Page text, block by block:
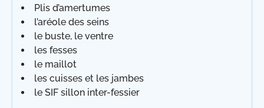
Plis d’amertumes
l’aréole des seins
le buste, le ventre
les fesses
le maillot
les cuisses et les jambes
le SIF sillon inter-fessier